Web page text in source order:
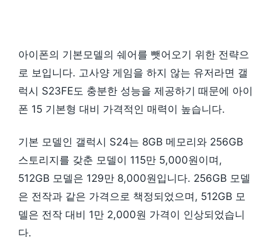
아이폰의 기본모델의 쉐어를 뺏어오기 위한 전략으
로 보입니다. 고사양 게임을 하지 않는 유저라면 갤
럭시 S23FE도 충분한 성능을 제공하기 때문에 아이
폰 15 기본형 대비 가격적인 매력이 높습니다.
기본 모델인 갤럭시 S24는 8GB 메모리와 256GB
스토리지를 갖춘 모델이 115만 5,000원이며,
512GB 모델은 129만 8,000원입니다. 256GB 모델
은 전작과 같은 가격으로 책정되었으며, 512GB 모
델은 전작 대비 1만 2,000원 가격이 인상되었습니
다.